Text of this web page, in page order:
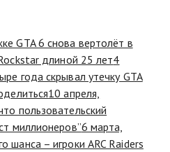
GTA 6 снова вертолёт в
длиной 25 лет4
года скрывал утечку GTA
10 апреля,
пользовательский
миллионеров”6 марта,
шанса – игроки ARC Raiders